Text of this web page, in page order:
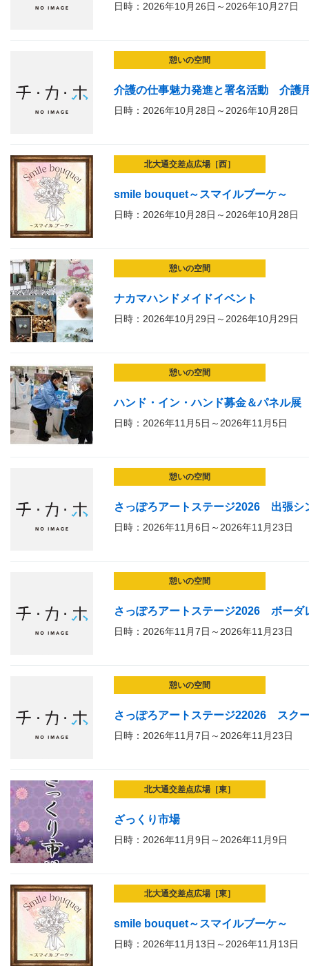
日時：2026年10月26日～2026年10月27日
憩いの空間
介護の仕事魅力発進と署名活動 介護
日時：2026年10月28日～2026年10月28日
北大通交差点広場［西］
smile bouquet～スマイルブーケ～
日時：2026年10月28日～2026年10月28日
憩いの空間
ナカマハンドメイドイベント
日時：2026年10月29日～2026年10月29日
憩いの空間
ハンド・イン・ハンド募金＆パネル展
日時：2026年11月5日～2026年11月5日
憩いの空間
さっぽろアートステージ2026 出張シ
日時：2026年11月6日～2026年11月23日
憩いの空間
さっぽろアートステージ2026 ボーダ
日時：2026年11月7日～2026年11月23日
憩いの空間
さっぽろアートステージ22026 スク
日時：2026年11月7日～2026年11月23日
北大通交差点広場［東］
ざっくり市場
日時：2026年11月9日～2026年11月9日
北大通交差点広場［東］
smile bouquet～スマイルブーケ～
日時：2026年11月13日～2026年11月13日